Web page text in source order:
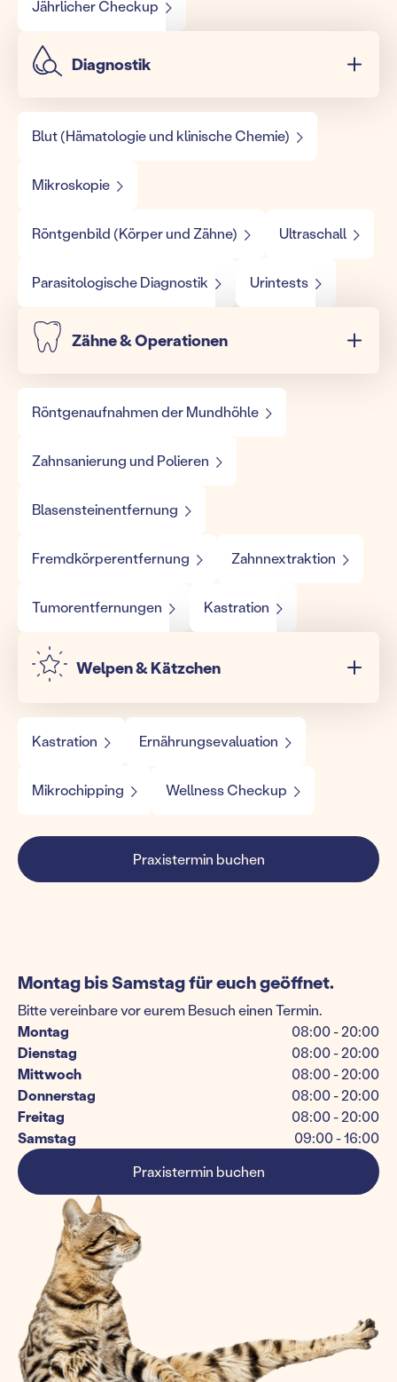
Jährlicher Checkup
Diagnostik
Blut (Hämatologie und klinische Chemie)
Mikroskopie
Röntgenbild (Körper und Zähne) Ultraschall
Parasitologische Diagnostik Urintests
Zähne & Operationen
Röntgenaufnahmen der Mundhöhle
Zahnsanierung und Polieren
Blasensteinentfernung
Fremdkörperentfernung Zahnnextraktion
Tumorentfernungen Kastration
Welpen & Kätzchen
Kastration Ernährungsevaluation
Mikrochipping Wellness Checkup
Praxistermin buchen
Montag bis Samstag für euch geöffnet.
Bitte vereinbare vor eurem Besuch einen Termin.
Montag
08:00 - 20:00
Dienstag
08:00 - 20:00
Mittwoch
08:00 - 20:00
Donnerstag
08:00 - 20:00
Freitag
08:00 - 20:00
Samstag
09:00 - 16:00
Praxistermin buchen